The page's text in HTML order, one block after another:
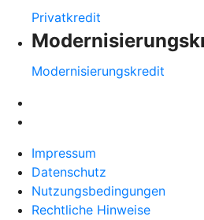
Privatkredit
Modernisierungskredit
Impressum
Datenschutz
Nutzungsbedingungen
Rechtliche Hinweise